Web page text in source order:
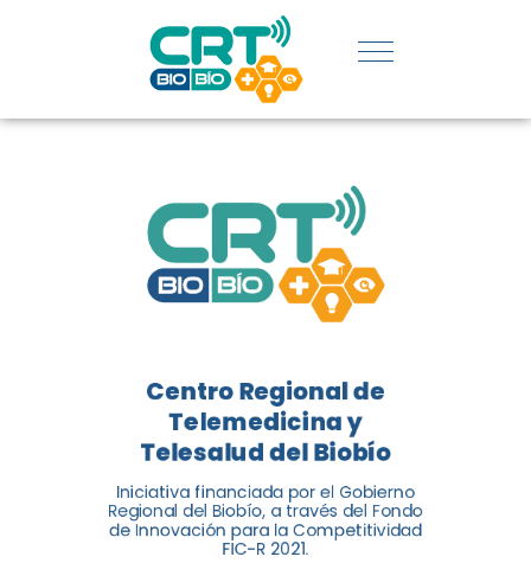
REGIÓN:
CONOCE
LOGROS
DE CRT
BIOBÍO
El Centro Regional de
Telemedicina y Telesalud del
Biobío presenta el balance de
tres años acercando la salud
digital a los habitantes...
Centro Regional de
Telemedicina y
Telesalud del Biobío
Iniciativa financiada por el Gobierno
Regional del Biobío, a través del Fondo
de Innovación para la Competitividad
FIC-R 2021.